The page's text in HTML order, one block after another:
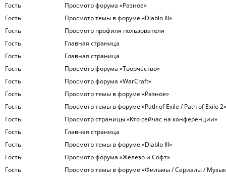
Гость
Просмотр форума «Разное»
Гость
Просмотр темы в форуме «Diablo III»
Гость
Просмотр профиля пользователя
Гость
Главная страница
Гость
Главная страница
Гость
Просмотр форума «Творчество»
Гость
Просмотр форума «WarСraft»
Гость
Просмотр темы в форуме «Разное»
Гость
Просмотр темы в форуме «Path of Exile / Path of Exile 2»
Гость
Просмотр страницы «Кто сейчас на конференции»
Гость
Главная страница
Гость
Просмотр темы в форуме «Diablo III»
Гость
Просмотр форума «Железо и Софт»
Гость
Просмотр темы в форуме «Фильмы / Сериалы /